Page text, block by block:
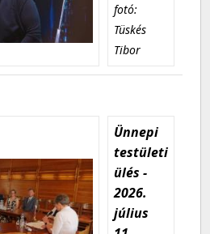
fotó:
Tüskés
Tibor
Ünnepi
testületi
ülés -
2026.
július